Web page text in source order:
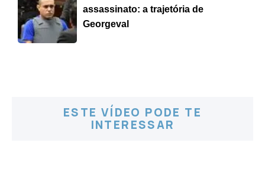
assassinato: a trajetória de
Georgeval
ESTE VÍDEO PODE TE
INTERESSAR